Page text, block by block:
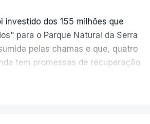
investido dos 155 milhões que
para o Parque Natural da Serra
pelas chamas e que, quatro
tem promessas de recuperação